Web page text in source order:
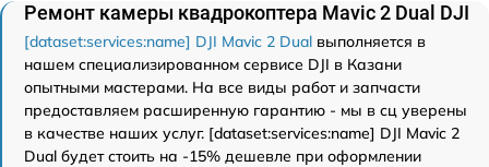
Ремонт камеры квадрокоптера Mavic 2 Dual DJI
[dataset:services:name] DJI Mavic 2 Dual выполняется в
нашем специализированном сервисе DJI в Казани
опытными мастерами. На все виды работ и запчасти
предоставляем расширенную гарантию - мы в сц уверены
в качестве наших услуг. [dataset:services:name] DJI Mavic 2
Dual будет стоить на -15% дешевле при оформлении